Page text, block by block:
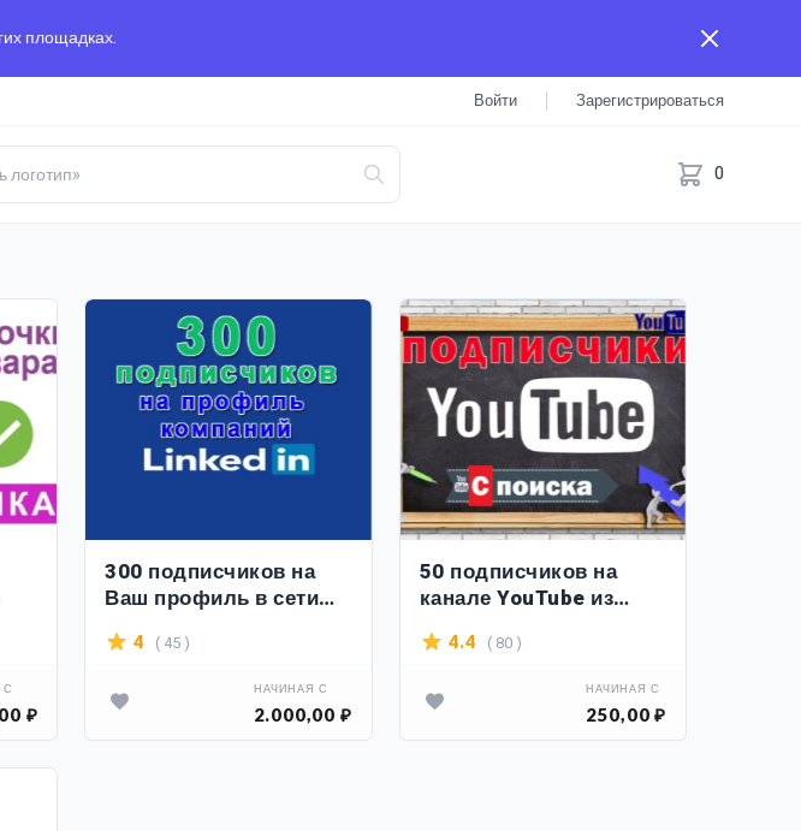
площадках.
Войти Зарегистрироваться
0
С
₽
300 подписчиков на
Ваш профиль в сети
Linkedin
4 ( 45 )
НАЧИНАЯ С
2.000,00 ₽
50 подписчиков на
канале YouTube из
поиска
4.4 ( 80 )
НАЧИНАЯ С
250,00 ₽